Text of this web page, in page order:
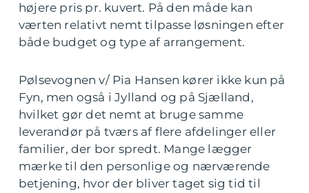
højere pris pr. kuvert. På den måde kan
værten relativt nemt tilpasse løsningen efter
både budget og type af arrangement.
Pølsevognen v/ Pia Hansen kører ikke kun på
Fyn, men også i Jylland og på Sjælland,
hvilket gør det nemt at bruge samme
leverandør på tværs af flere afdelinger eller
familier, der bor spredt. Mange lægger
mærke til den personlige og nærværende
betjening, hvor der bliver taget sig tid til